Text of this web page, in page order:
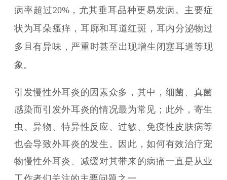
病率超过20%，尤其垂耳品种更易发病。主要症
状为耳朵瘙痒，耳廓和耳道红斑，耳内分泌物过
多且有异味，严重时甚至出现增生闭塞耳道等现
象。
引发慢性外耳炎的因素众多，其中，细菌、真菌
感染而引发外耳炎的情况最为常见；此外，寄生
虫、异物、特异性反应、过敏、免疫性皮肤病等
也会导致外耳炎的发生。因此，如何有效治疗宠
物慢性外耳炎、减缓对其带来的病痛一直是从业